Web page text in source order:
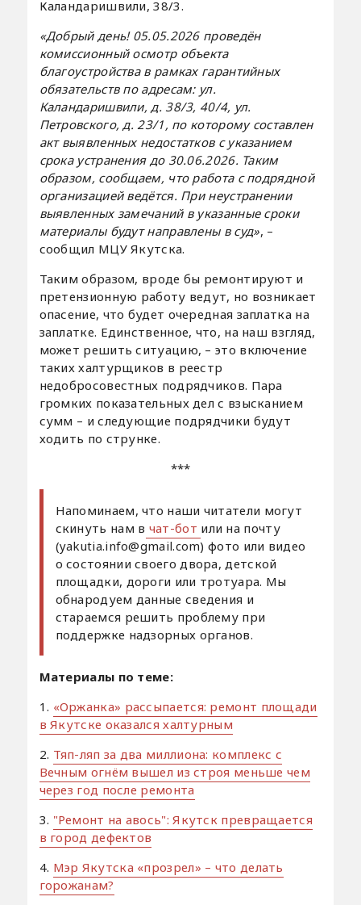
Каландаришвили, 38/3.
«Добрый день! 05.05.2026 проведён
комиссионный осмотр объекта
благоустройства в рамках гарантийных
обязательств по адресам: ул.
Каландаришвили, д. 38/3, 40/4, ул.
Петровского, д. 23/1, по которому составлен
акт выявленных недостатков с указанием
срока устранения до 30.06.2026. Таким
образом, сообщаем, что работа с подрядной
организацией ведётся. При неустранении
выявленных замечаний в указанные сроки
материалы будут направлены в суд», –
сообщил МЦУ Якутска.
Таким образом, вроде бы ремонтируют и
претензионную работу ведут, но возникает
опасение, что будет очередная заплатка на
заплатке. Единственное, что, на наш взгляд,
может решить ситуацию, – это включение
таких халтурщиков в реестр
недобросовестных подрядчиков. Пара
громких показательных дел с взысканием
сумм – и следующие подрядчики будут
ходить по струнке.
***
Напоминаем, что наши читатели могут
скинуть нам в чат-бот или на почту
(yakutia.info@gmail.com) фото или видео
о состоянии своего двора, детской
площадки, дороги или тротуара. Мы
обнародуем данные сведения и
стараемся решить проблему при
поддержке надзорных органов.
Материалы по теме:
1. «Оржанка» рассыпается: ремонт площади
в Якутске оказался халтурным
2. Тяп-ляп за два миллиона: комплекс с
Вечным огнём вышел из строя меньше чем
через год после ремонта
3. "Ремонт на авось": Якутск превращается
в город дефектов
4. Мэр Якутска «прозрел» – что делать
горожанам?